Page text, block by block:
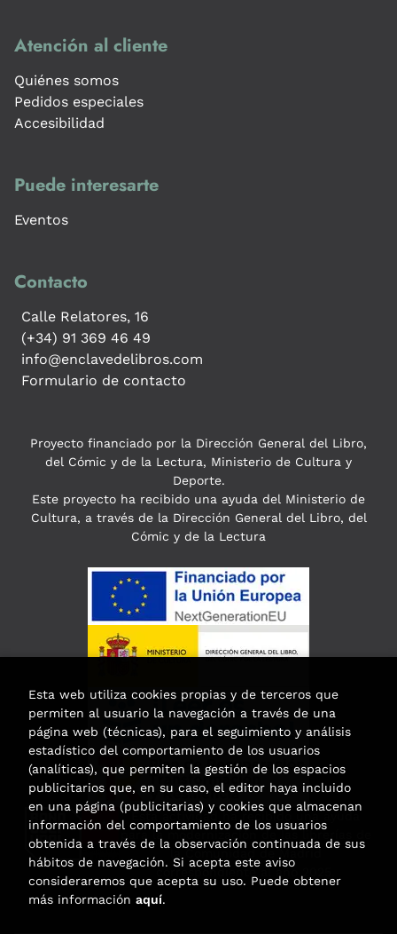
Atención al cliente
Quiénes somos
Pedidos especiales
Accesibilidad
Puede interesarte
Eventos
Contacto
Calle Relatores, 16
(+34) 91 369 46 49
info@enclavedelibros.com
Formulario de contacto
Proyecto financiado por la Dirección General del Libro,
del Cómic y de la Lectura, Ministerio de Cultura y
Deporte.
Este proyecto ha recibido una ayuda del Ministerio de
Cultura, a través de la Dirección General del Libro, del
Cómic y de la Lectura
Esta actividad ha recibido una ayuda
para la modernización de las librerías de
la Comunidad de Madrid
correspondiente al año 2025.
Esta web utiliza cookies propias y de terceros que
permiten al usuario la navegación a través de una
página web (técnicas), para el seguimiento y análisis
estadístico del comportamiento de los usuarios
(analíticas), que permiten la gestión de los espacios
publicitarios que, en su caso, el editor haya incluido
en una página (publicitarias) y cookies que almacenan
información del comportamiento de los usuarios
obtenida a través de la observación continuada de sus
hábitos de navegación. Si acepta este aviso
consideraremos que acepta su uso. Puede obtener
más información aquí.